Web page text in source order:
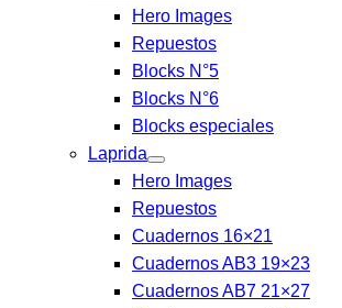
Hero Images
Repuestos
Blocks N°5
Blocks N°6
Blocks especiales
Laprida
Hero Images
Repuestos
Cuadernos 16×21
Cuadernos AB3 19×23
Cuadernos AB7 21×27